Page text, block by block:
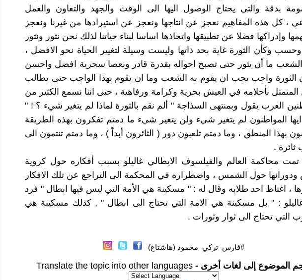
بدقة والتي يحتاج الوصول اليها الى الوقت والجهد والتعاون والعمل
، كل هذه المفاهيم نعجز عن انتاجها ونعجز عن استيرادها من غيرنا ونعجز
وإدراكها فضلا عن تطبيقها واتخاذها اساسا لبناء حياتنا لذلك نحن نثور ونثور
وحسب وكأن الثورة غاية بحد ذاتها وليست وسيلة لتغيير الحياة نحو الافضل ،
ما أن يثور حتى تصبح احواله بقدرة قادر وبعصا سحرية افضل واحسن
الثورة واجب يجب ان يقوم به الشعب وما ان يقوم بهذا الواجب حتى يطالب
المتمثل بأحلامه في العيش بحرية وكرامة ورفاهية ، حتى اننا نسمع الكثير من
العرب يقول وبمنتهى السذاجة " ألم نقم بالثورة لماذا لم يتغير شيء ؟ ! "
المواطنون لم يتغير شيء ولن يتغير شيء ما دمتم تفكرون بهذه الطريقة
بهذا المنطق ، وما دمتم تلعبون دور ( الثائرون أبداً ) ، وما دمتم تنتمون الى
.
تمت محاكمة العالم والفيلسوف الايطالي غاليلو بسبب أفكاره حول كروية
ودورانها حول الشمس ، واضطراره في المحكمة الى التراجع عن تلك الافكار
، اغتاظ احد طلابه وقال له : " مسكينة هي الأمة التي ليس فيها ابطال " فرد
: " بل مسكينة هي الامة التي تحتاج الى ابطال " , كذلك مسكينة هي
التي تحتاج الى ثوار وثورات .
#فارس_تركي_محمود (هاشتاغ)
الموضوع إلى لغات أخرى - Translate the topic into other languages